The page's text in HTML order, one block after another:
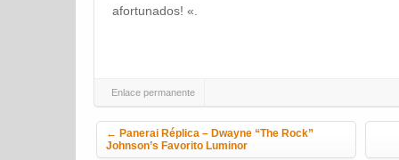
afortunados! «.
Enlace permanente
Navegación de la entrada
← Panerai Réplica – Dwayne “The Rock”
Johnson’s Favorito Luminor